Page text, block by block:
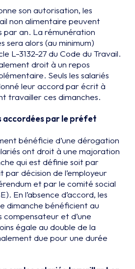
son autorisation, les
non alimentaire peuvent
par an. La rémunération
sera alors (au minimum)
L-3132-27 du Code du Travail.
droit à un repos
Seuls les salariés
leur accord par écrit à
travailler ces dimanches.
accordées par le préfet
bénéficie d’une dérogation
ont droit à une majoration
qui est définie soit par
par décision de l’employeur
et par le comité social
En l’absence d’accord, les
dimanche bénéficient au
compensateur et d’une
égale au double de la
due pour une durée